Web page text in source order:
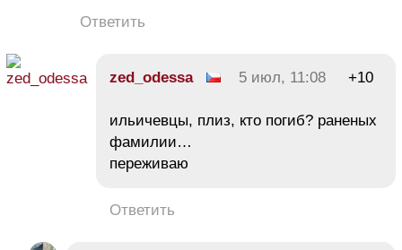
Ответить
zed_odessa 5 июл, 11:08 +10
ильичевцы, плиз, кто погиб? раненых
фамилии…
переживаю
Ответить